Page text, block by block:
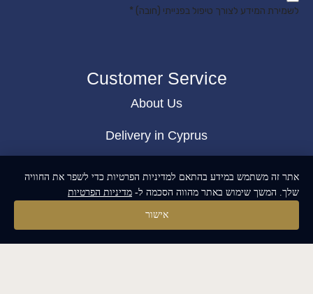
לשמירת המידע לצורך טיפול בפנייתי (חובה) *
Customer Service
About Us
Delivery in Cyprus
Public contract
Privacy policy
אתר זה משתמש במידע בהתאם למדיניות הפרטיות כדי לשפר את החוויה
שלך. המשך שימוש באתר מהווה הסכמה ל- מדיניות הפרטיות
אישור